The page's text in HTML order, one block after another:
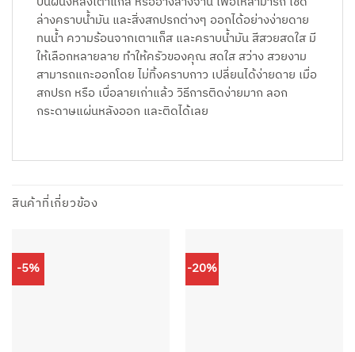
ล่างคราบน้ำมัน และสิ่งสกปรกต่างๆ ออกได้อย่างง่ายดาย
ทนน้ำ ความร้อนจากเตาแก็ส และคราบน้ำมัน สีสวยสดใส มี
ให้เลือกหลายลาย ทำให้ครัวของคุณ สดใส สว่าง สวยงาม
สามารถแกะออกโดย ไม่ทิ้งคราบกาว เปลี่ยนได้ง่ายดาย เมื่อ
สกปรก หรือ เบื่อลายเก่าแล้ว วิธีการติดง่ายมาก ลอก
กระดาษแผ่นหลังออก และติดได้เลย
สินค้าที่เกี่ยวข้อง
-5% -20%